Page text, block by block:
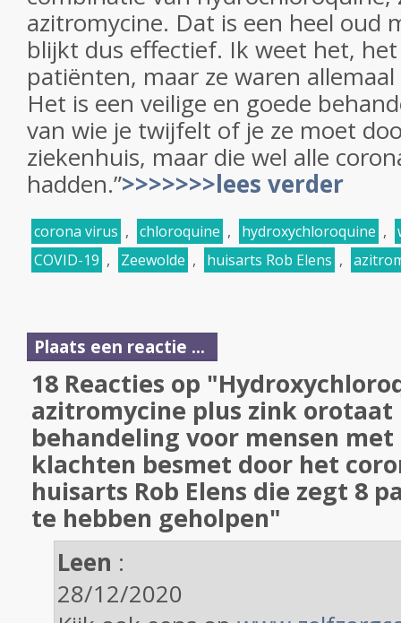
azitromycine. Dat is een heel oud
blijkt dus effectief. Ik weet het,
patiënten, maar ze waren
Het is een veilige en goede
van wie je twijfelt of je ze moet
ziekenhuis, maar die wel alle
hadden.”>>>>>>>lees verder
corona virus , chloroquine , hydroxychloroquine ,
COVID-19 , Zeewolde , huisarts Rob Elens ,
Plaats een reactie ...
18 Reacties op
azitromycine plus zink
behandeling voor mensen
klachten besmet door het
huisarts Rob Elens die zegt 8
te hebben geholpen"
Leen :
28/12/2020